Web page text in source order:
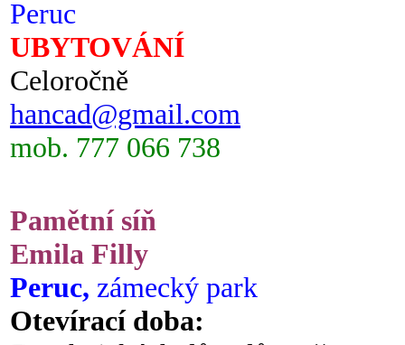
Peruc
UBYTOVÁNÍ
Celoročně
hancad@gmail.com
mob. 777 066 738
Pamětní síň
Emila Filly
Peruc, zámecký park
Otevírací doba: